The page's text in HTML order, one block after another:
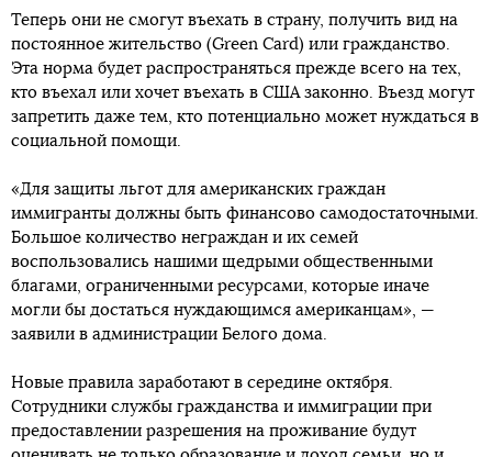
Теперь они не смогут въехать в страну, получить вид на
постоянное жительство (Green Card) или гражданство.
Эта норма будет распространяться прежде всего на тех,
кто въехал или хочет въехать в США законно. Въезд могут
запретить даже тем, кто потенциально может нуждаться в
социальной помощи.
«Для защиты льгот для американских граждан
иммигранты должны быть финансово самодостаточными.
Большое количество неграждан и их семей
воспользовались нашими щедрыми общественными
благами, ограниченными ресурсами, которые иначе
могли бы достаться нуждающимся американцам», —
заявили в администрации Белого дома.
Новые правила заработают в середине октября.
Сотрудники службы гражданства и иммиграции при
предоставлении разрешения на проживание будут